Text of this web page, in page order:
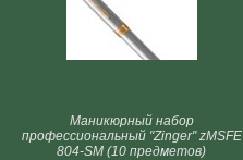
Маникюрный набор
профессиональный "Zinger" zMSFE
804-SM (10 предметов)